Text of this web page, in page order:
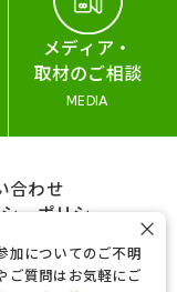
メディア・
取材のご相談
MEDIA
合わせ
ーポリシー
加についてのご不明
ご質問はお気軽にご
×